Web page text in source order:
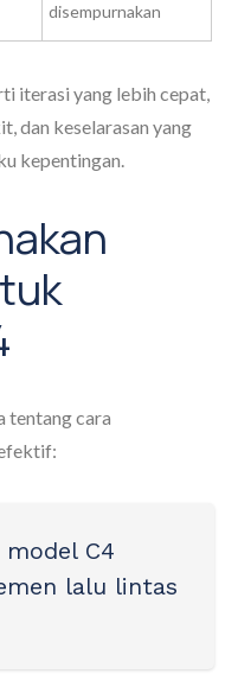
disempurnakan
iterasi yang lebih cepat,
dan keselarasan yang
kepentingan.
tentang cara
model C4
lalu lintas